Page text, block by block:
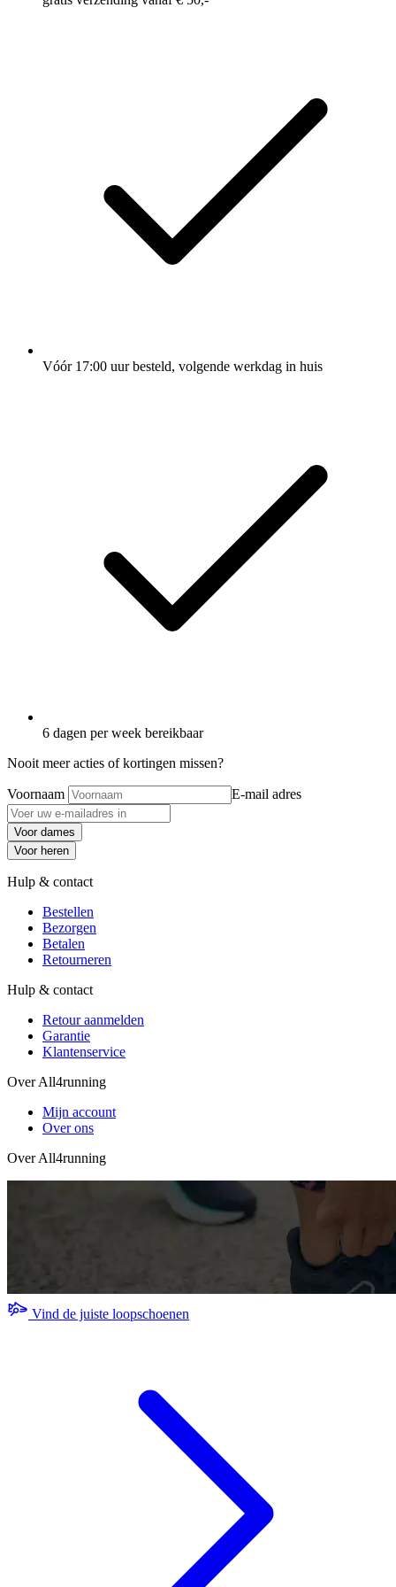
Vóór 17:00 uur besteld, volgende werkdag in huis
6 dagen per week bereikbaar
Nooit meer acties of kortingen missen?
Voornaam E-mail adres
Voor dames
Voor heren
Hulp & contact
Bestellen
Bezorgen
Betalen
Retourneren
Hulp & contact
Retour aanmelden
Garantie
Klantenservice
Over All4running
Mijn account
Over ons
Over All4running
Vind de juiste loopschoenen